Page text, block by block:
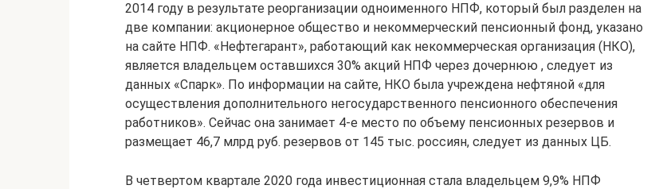
2014 году в результате реорганизации одноименного НПФ, который был разделен на
две компании: акционерное общество и некоммерческий пенсионный фонд, указано
на сайте НПФ. «Нефтегарант», работающий как некоммерческая организация (НКО),
является владельцем оставшихся 30% акций НПФ через дочернюю , следует из
данных «Спарк». По информации на сайте, НКО была учреждена нефтяной «для
осуществления дополнительного негосударственного пенсионного обеспечения
работников». Сейчас она занимает 4-е место по объему пенсионных резервов и
размещает 46,7 млрд руб. резервов от 145 тыс. россиян, следует из данных ЦБ.
В четвертом квартале 2020 года инвестиционная стала владельцем 9,9% НПФ